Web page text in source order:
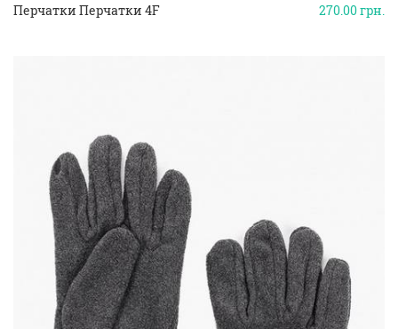
270.00грн.
Перчатки Перчатки 4F